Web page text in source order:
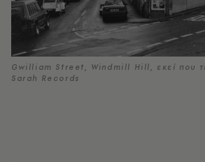
Gwilliam Street, Windmill Hill, εκεί που
Sarah Records